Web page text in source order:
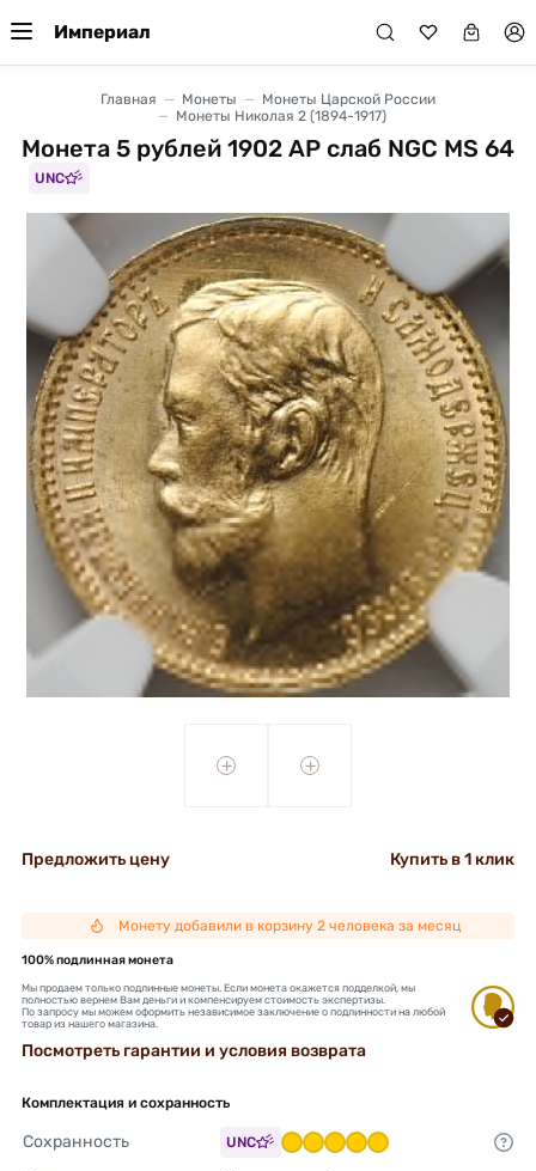
Империал
Главная Монеты
Монеты Царской России
Монеты Николая 2 (1894-1917)
Монета 5 рублей 1902 АР слаб NGC MS 64
UNC
+ +
Предложить цену Купить в 1 клик
Монету добавили в корзину 2 человека за месяц
100% подлинная монета
Мы продаем только подлинные монеты. Если монета окажется подделкой, мы
полностью вернем Вам деньги и компенсируем стоимость экспертизы.
По запросу мы можем оформить независимое заключение о подлинности на любой
товар из нашего магазина.
Посмотреть гарантии и условия возврата
Комплектация и сохранность
Сохранность UNC